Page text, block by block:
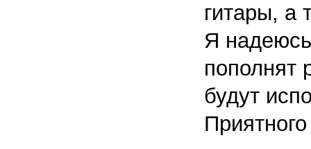
гитары, а
Я
пополнят
будут